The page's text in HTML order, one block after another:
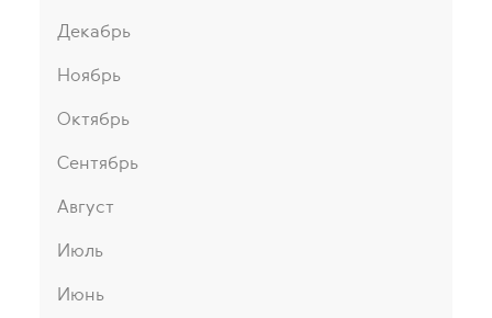
Декабрь
Ноябрь
Октябрь
Сентябрь
Август
Июль
Июнь